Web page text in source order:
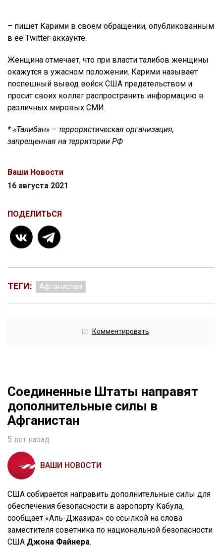
– пишет Карими в своем обращении, опубликованным
в ее Twitter-аккаунте.
Женщина отмечает, что при власти талибов женщины
окажутся в ужасном положении. Карими называет
поспешный вывод войск США предательством и
просит своих коллег распространить информацию в
различных мировых СМИ.
* «Талибан» – террористическая организация,
запрещенная на территории РФ
Ваши Новости
16 августа 2021
ПОДЕЛИТЬСЯ
ТЕГИ: Афганистан
Комментировать
Соединенные Штаты направят
дополнительные силы в
Афганистан
5 лет назад
ВАШИ НОВОСТИ
США собирается направить дополнительные силы для
обеспечения безопасности в аэропорту Кабула,
сообщает «Аль-Джазира» со ссылкой на слова
заместителя советника по национальной безопасности
США Джона Файнера.